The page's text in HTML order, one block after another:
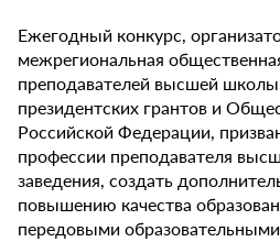
Ежегодный конкурс,
межрегиональная
преподавателей высшей
президентских грантов и
Российской Федерации,
профессии преподавателя
заведения, создать
повышению качества
передовыми